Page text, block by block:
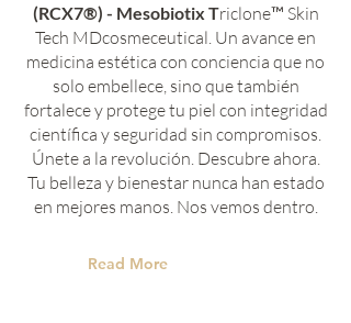
(RCX7®) - Mesobiotix Triclone™ Skin
Tech MDcosmeceutical. Un avance en
medicina estética con conciencia que no
solo embellece, sino que también
fortalece y protege tu piel con integridad
científica y seguridad sin compromisos.
Únete a la revolución. Descubre ahora.
Tu belleza y bienestar nunca han estado
en mejores manos. Nos vemos dentro.
Read More